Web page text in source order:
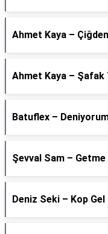
Ahmet Kaya –
Ahmet Kaya – Şafak
Batuflex –
Şevval Sam – Getme
Deniz Seki – Kop Gel